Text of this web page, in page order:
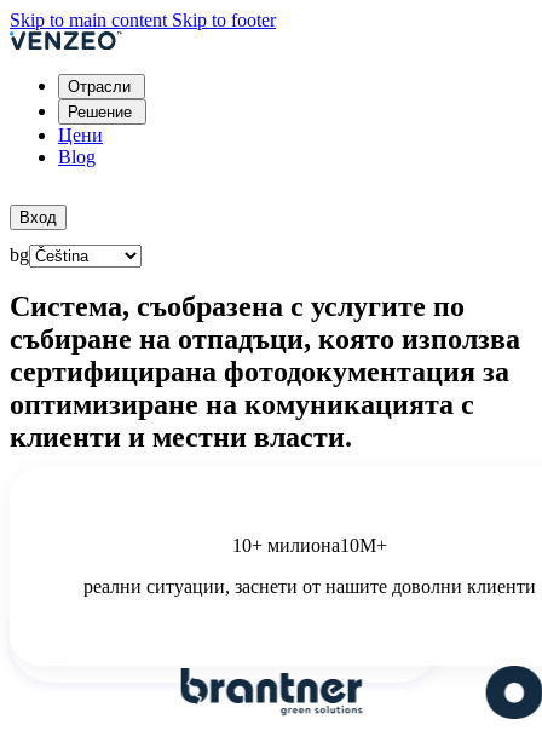
Skip to main content Skip to footer
Отрасли
Решение
Цени
Blog
Вход
bg
Система, съобразена с услугите по
събиране на отпадъци, която използва
сертифицирана фотодокументация за
оптимизиране на комуникацията с
клиенти и местни власти.
версия
10+ милиона10М+
реални ситуации, заснети от нашите доволни клиенти